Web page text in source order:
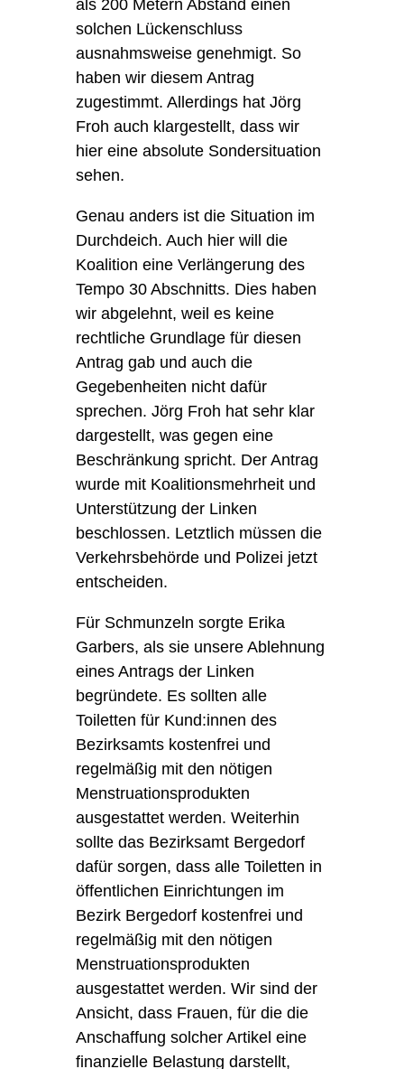
als 200 Metern Abstand einen
solchen Lückenschluss
ausnahmsweise genehmigt. So
haben wir diesem Antrag
zugestimmt. Allerdings hat Jörg
Froh auch klargestellt, dass wir
hier eine absolute Sondersituation
sehen.
Genau anders ist die Situation im
Durchdeich. Auch hier will die
Koalition eine Verlängerung des
Tempo 30 Abschnitts. Dies haben
wir abgelehnt, weil es keine
rechtliche Grundlage für diesen
Antrag gab und auch die
Gegebenheiten nicht dafür
sprechen. Jörg Froh hat sehr klar
dargestellt, was gegen eine
Beschränkung spricht. Der Antrag
wurde mit Koalitionsmehrheit und
Unterstützung der Linken
beschlossen. Letztlich müssen die
Verkehrsbehörde und Polizei jetzt
entscheiden.
Für Schmunzeln sorgte Erika
Garbers, als sie unsere Ablehnung
eines Antrags der Linken
begründete. Es sollten alle
Toiletten für Kund:innen des
Bezirksamts kostenfrei und
regelmäßig mit den nötigen
Menstruationsprodukten
ausgestattet werden. Weiterhin
sollte das Bezirksamt Bergedorf
dafür sorgen, dass alle Toiletten in
öffentlichen Einrichtungen im
Bezirk Bergedorf kostenfrei und
regelmäßig mit den nötigen
Menstruationsprodukten
ausgestattet werden. Wir sind der
Ansicht, dass Frauen, für die die
Anschaffung solcher Artikel eine
finanzielle Belastung darstellt,